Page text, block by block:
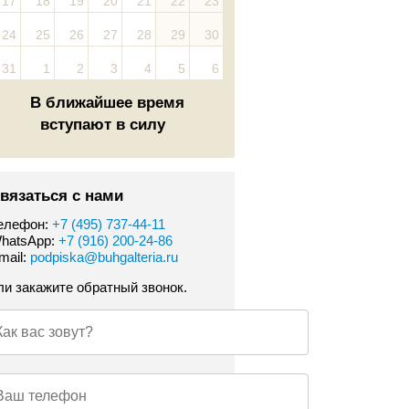
24 25 26 27 28 29 30
31 1 2 3 4 5 6
В ближайшее время
вступают в силу
с нами
+7 (495) 737-44-11
+7 (916) 200-24-86
podpiska@buhgalteria.ru
закажите обратный звонок.